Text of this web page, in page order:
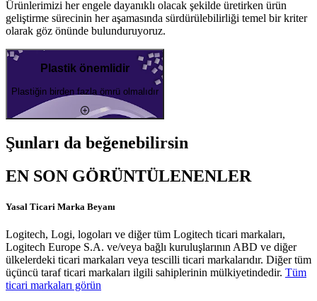
Ürünlerimizi her engele dayanıklı olacak şekilde üretirken ürün
geliştirme sürecinin her aşamasında sürdürülebilirliği temel bir kriter
olarak göz önünde bulunduruyoruz.
Plastik önemlidir
Plastiğin birden fazla ömrü olmalıdır
Şunları da beğenebilirsin
EN SON GÖRÜNTÜLENENLER
Yasal Ticari Marka Beyanı
Logitech, Logi, logoları ve diğer tüm Logitech ticari markaları,
Logitech Europe S.A. ve/veya bağlı kuruluşlarının ABD ve diğer
ülkelerdeki ticari markaları veya tescilli ticari markalarıdır. Diğer tüm
üçüncü taraf ticari markaları ilgili sahiplerinin mülkiyetindedir. Tüm
ticari markaları görün